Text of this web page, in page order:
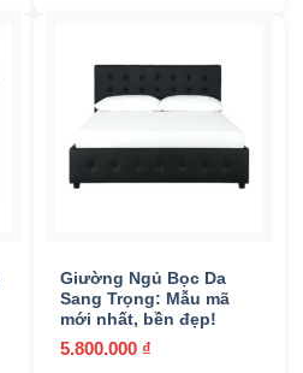
Giường Ngủ Bọc Da
Sang Trọng: Mẫu mã
mới nhất, bền đẹp!
5.800.000 ₫